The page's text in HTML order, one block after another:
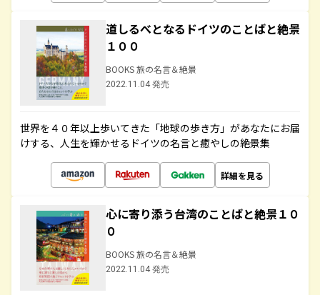
道しるべとなるドイツのことばと絶景
１００
BOOKS 旅の名言＆絶景
2022.11.04 発売
世界を４０年以上歩いてきた「地球の歩き方」があなたにお届
けする、人生を輝かせるドイツの名言と癒やしの絶景集
詳細を見る
心に寄り添う台湾のことばと絶景１０
０
BOOKS 旅の名言＆絶景
2022.11.04 発売